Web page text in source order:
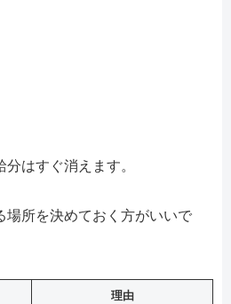
はすぐ消えます。
場所を決めておく方がいいで
理由